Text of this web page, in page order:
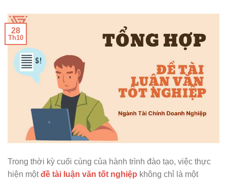
28
Th10
Trong thời kỳ cuối cùng của hành trình đào tạo, việc thực
hiện mộtđề tài luận văn tốt nghiệp không chỉ là một